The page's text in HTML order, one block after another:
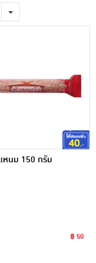
หนม 150 กรัม
฿ 50